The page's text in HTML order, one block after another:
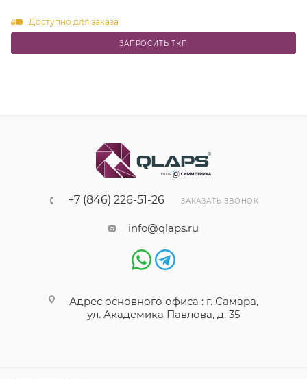
Доступно для заказа
ЗАПРОСИТЬ ТКП
+7 (846) 226-51-26 ЗАКАЗАТЬ ЗВОНОК
info@qlaps.ru
Адрес основного офиса : г. Самара,
ул. Академика Павлова, д. 35